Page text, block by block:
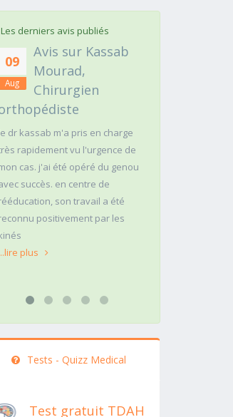
Les derniers avis publiés
09
Aug
Avis sur MOUNIA
HOUSSAIM,
Psychiatre
Vaut le détour... Un grand détour
!!
...lire plus
Tests - Quizz Medical
Test gratuit TDAH